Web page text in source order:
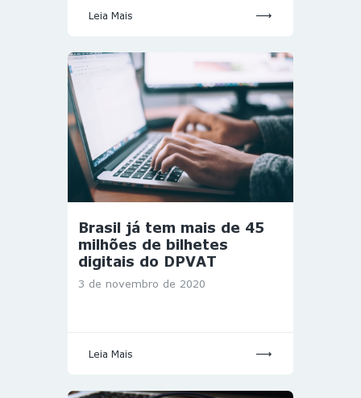
Leia Mais
Brasil já tem mais de 45
milhões de bilhetes
digitais do DPVAT
3 de novembro de 2020
Leia Mais